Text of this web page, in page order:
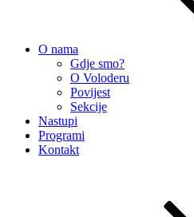
O nama
Gdje smo?
O Voloderu
Povijest
Sekcije
Nastupi
Programi
Kontakt